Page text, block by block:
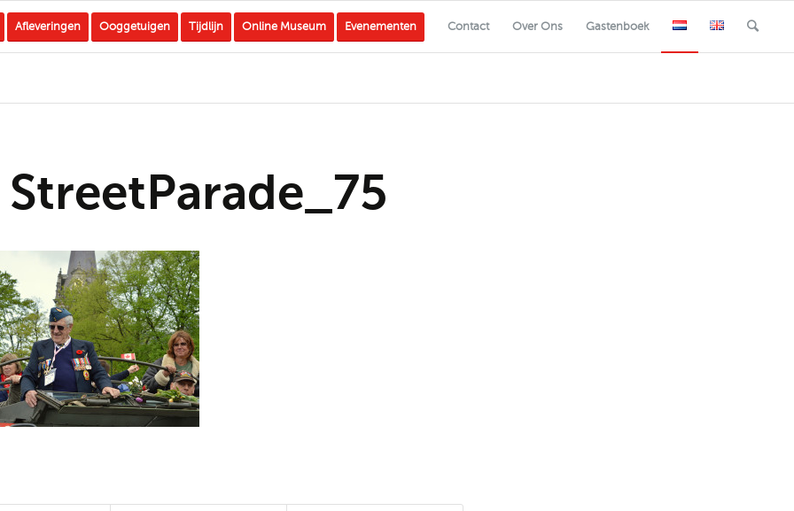
Afleveringen Ooggetuigen Tijdlijn Online Museum Evenementen Contact Over Ons Gastenboek
StreetParade_75